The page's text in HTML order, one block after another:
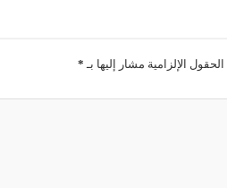
الحقول الإلزامية مشار إليها بـ *